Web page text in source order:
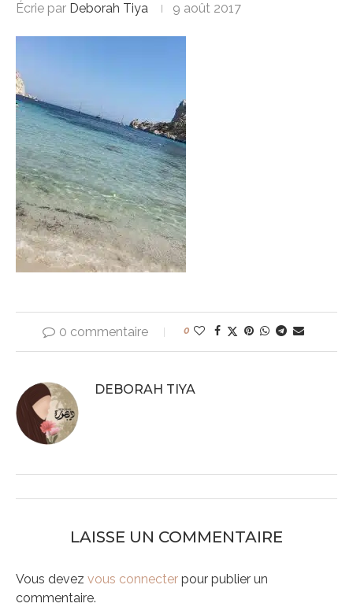
Écrie par Deborah Tiya 9 août 2017
0 commentaire 0
DEBORAH TIYA
LAISSE UN COMMENTAIRE
Vous devez vous connecter pour publier un
commentaire.